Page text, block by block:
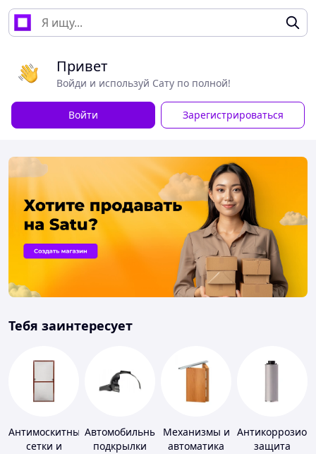
Привет
Войди и используй Сату по полной!
Войти Зарегистрироваться
Тебя заинтересует
Антимоскитные
сетки и
Автомобильные
подкрылки
Механизмы и
автоматика
защита